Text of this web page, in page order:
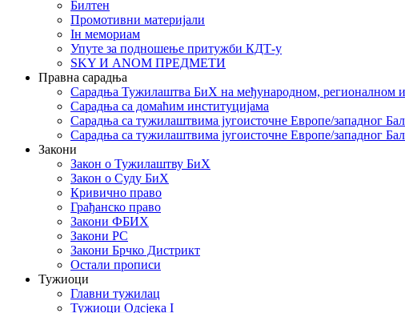
Билтен
Промотивни материјали
Iн мемориам
Упуте за подношење притужби КДТ-у
SKY И ANOM ПРЕДМЕТИ
Правна сарадња
Сарадња Тужилаштва БиХ на међународном, регионалном
Сарадња са домаћим институцијама
Сарадња са тужилаштвима југоисточне Европе/западног
Сарадња са тужилаштвима југоисточне Европе/западног
Закони
Закон о Тужилаштву БиХ
Закон о Суду БиХ
Кривично право
Грађанско право
Закони ФБИХ
Закони РС
Закони Брчко Дистрикт
Остали прописи
Тужиоци
Главни тужилац
Тужиоци Oдсјекa I